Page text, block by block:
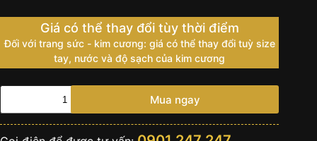
Giá có thể thay đổi tùy thời điểm
Đối với trang sức - kim cương: giá có thể thay đổi tuỳ size
tay, nước và độ sạch của kim cương
Đồng
Rolex
Mua ngay